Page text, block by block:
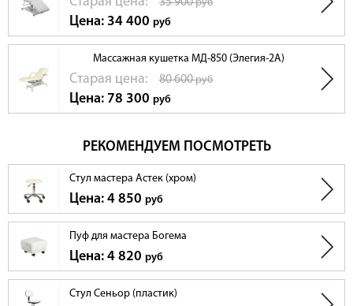
35 900руб
Цена: 34 400 руб
Массажная кушетка МД-850 (Элегия-2А)
Cтарая цена: 80 600руб
Цена: 78 300 руб
РЕКОМЕНДУЕМ ПОСМОТРЕТЬ
Стул мастера Астек (хром)
Цена: 4 850 руб
Пуф для мастера Богема
Цена: 4 820 руб
Стул Сеньор (пластик)